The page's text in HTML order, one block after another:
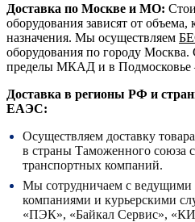
Доставка по Москве и МО:
оборудования зависят от объема,
назначения. Мы осуществляем
оборудования по городу Москва.
пределы МКАД и в Подмосковье
Доставка в регионы РФ и
ЕАЭС:
Осуществляем доставку
в страны Таможенного союза
транспортных компаний.
Мы сотрудничаем с
компаниями и курьерскими
«ПЭК», «Байкал Сервис»,